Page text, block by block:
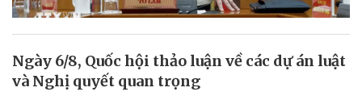
Ngày 6/8, Quốc hội thảo luận về các dự án luật
và Nghị quyết quan trọng